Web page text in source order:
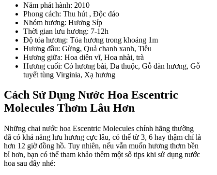
Năm phát hành: 2010
Phong cách: Thu hút , Độc đáo
Nhóm hương: Hương Síp
Thời gian lưu hương: 7-12h
Độ tỏa hương: Tỏa hương trong khoảng 1m
Hương đầu: Gừng, Quả chanh xanh, Tiêu
Hương giữa: Hoa diên vĩ, Hoa nhài, trà
Hương cuối: Cỏ hương bài, Da thuộc, Gỗ đàn hương, Gỗ
tuyết tùng Virginia, Xạ hương
Cách Sử Dụng Nước Hoa Escentric
Molecules Thơm Lâu Hơn
Những chai nước hoa Escentric Molecules chính hãng thường
đã có khả năng lưu hương cực lâu, có thể từ 3, 6 hay thậm chí là
hơn 12 giờ đồng hồ. Tuy nhiên, nếu vẫn muốn hương thơm bền
bỉ hơn, bạn có thể tham khảo thêm một số tips khi sử dụng nước
hoa sau đây nhé: